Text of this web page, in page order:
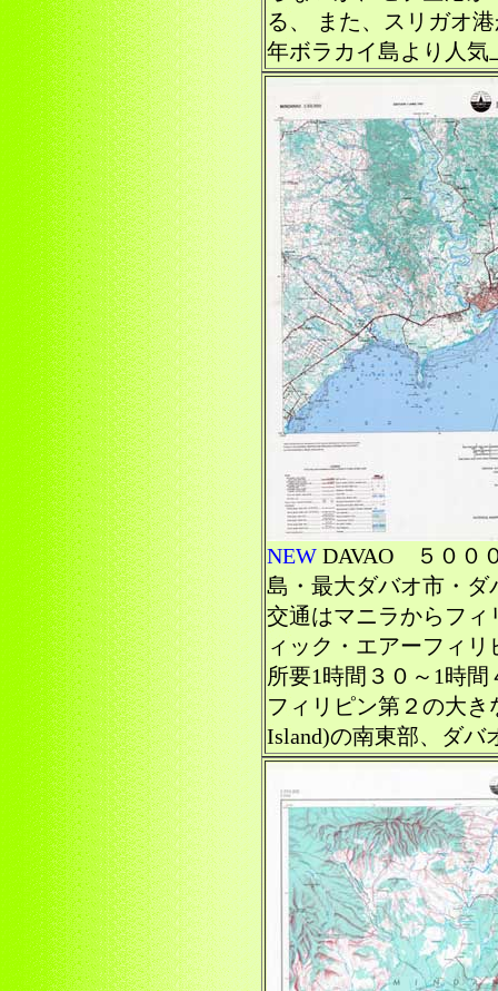
る、 また、スリガオ
年ボラカイ島より人気
NEW DAVAO ５００
島・最大ダバオ市・
交通はマニラからフ
ィック・エアーフィ
所要1時間３０～1時
フィリピン第２の大き
Island)の南東部、ダバ